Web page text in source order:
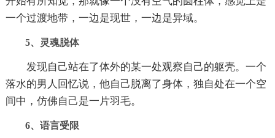
一个过渡地带，一边是现世，一边是异域。
5、灵魂脱体
发现自己站在了体外的某一处观察自己的躯壳。一个
落水的男人回忆说，他自己脱离了身体，独自处在一个空
间中，仿佛自己是一片羽毛。
6、语言受限